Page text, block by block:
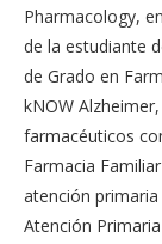
Pharmacology,
de la estudiante
de Grado en
kNOW
farmacéuticos
Farmacia
atención
Atención Primaria